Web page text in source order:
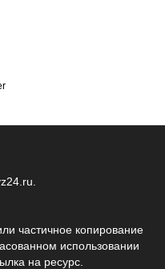
частичное копирование
использовании
на ресурс.